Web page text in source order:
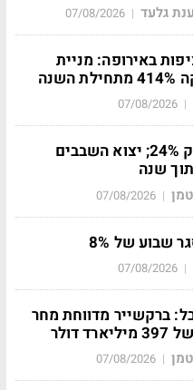
ענת גלעד |
07/08/2026
באירופה: מניית
|
07/08/2026
היצוא מסין זינק 24%; יצוא השבבים
שנה
|
07/08/2026
שבוע של 8%
|
07/08/2026
ברקשייר מדווחת מחר
|
07/08/2026